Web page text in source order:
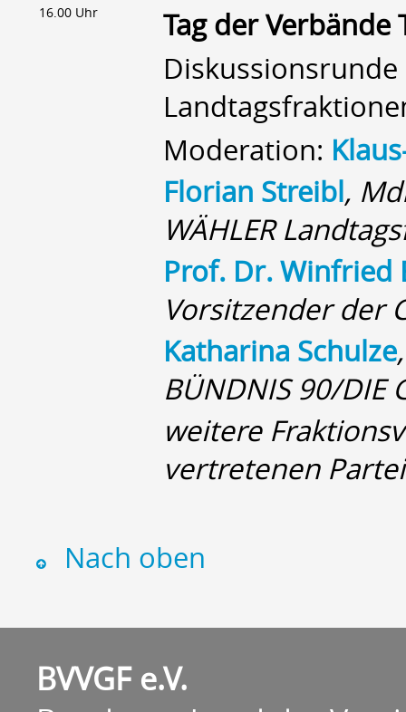
16.00 Uhr
Tag der Verbände
Moderation:
Florian Streibl,
WÄHLER
Prof. Dr. Winfried
Vorsitzender der
Katharina Schulze
BÜNDNIS 90/DIE
weitere
vertretenen
Nach oben
BVVGF e.V.